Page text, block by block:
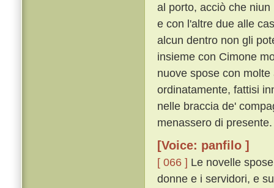
al porto, acciò che
e con l'altre due alle
alcun dentro non gli
insieme con Cimone
nuove spose con
ordinatamente, fattisi
nelle braccia de'
menassero di presente.
[Voice: panfilo ]
[ 066 ] Le novelle
donne e i servidori, e